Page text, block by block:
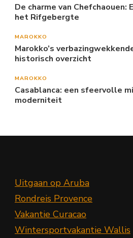
De charme van Chefchaouen:
het Rifgebergte
MAROKKO
Marokko’s
historisch overzicht
MAROKKO
Casablanca: een sfeervolle
moderniteit
Uitgaan op Aruba
Rondreis Provence
Vakantie Curacao
Wintersportvakantie Wallis